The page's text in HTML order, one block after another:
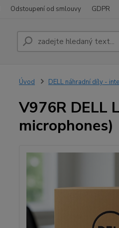
Odstoupení od smlouvy GDPR
Úvod DELL náhradní díly -
V976R DELL
microphones)